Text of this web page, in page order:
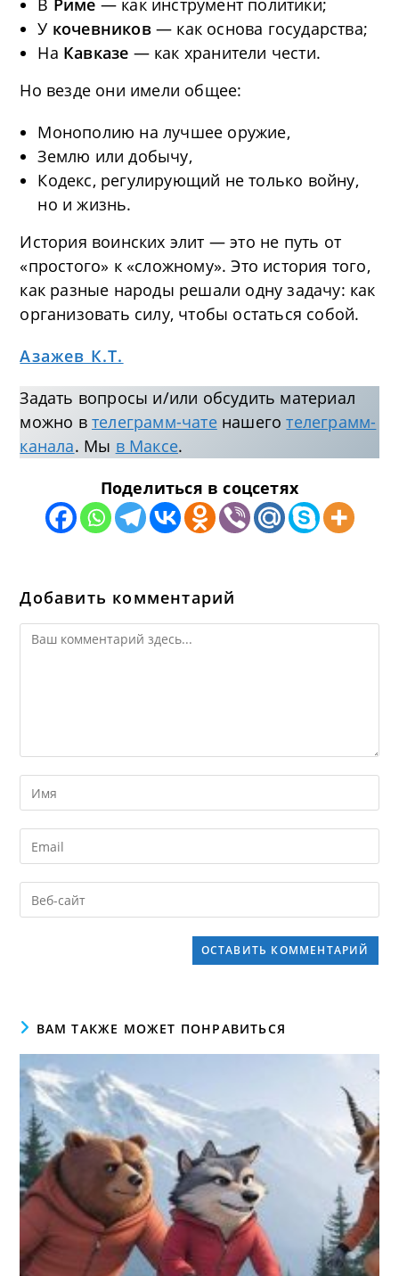
В Риме — как инструмент политики;
У кочевников— как основа государства;
На Кавказе — как хранители чести.
Но везде они имели общее:
Монополию на лучшее оружие,
Землю или добычу,
Кодекс, регулирующий не только войну,
но и жизнь.
История воинских элит — это не путь от
«простого» к «сложному». Это история того,
как разные народы решали одну задачу: как
организовать силу, чтобы остаться собой.
Азажев К.Т.
Задать вопросы и/или обсудить материал
можно втелеграмм-чатенашеготелеграмм-
канала. Мы в Максе.
Поделиться в соцсетях
Добавить комментарий
ВАМ ТАКЖЕ МОЖЕТ ПОНРАВИТЬСЯ